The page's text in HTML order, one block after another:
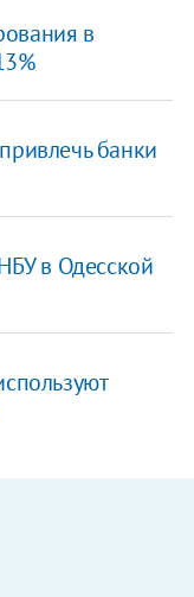
в
банки
в Одесской